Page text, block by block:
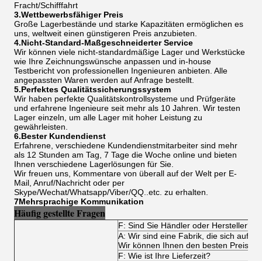
Fracht/Schifffahrt
3.Wettbewerbsfähiger Preis
Große Lagerbestände und starke Kapazitäten ermöglichen es
uns, weltweit einen günstigeren Preis anzubieten.
4.Nicht-Standard-Maßgeschneiderter Service
Wir können viele nicht-standardmäßige Lager und Werkstücke
wie Ihre Zeichnungswünsche anpassen und in-house
Testbericht von professionellen Ingenieuren anbieten. Alle
angepassten Waren werden auf Anfrage bestellt.
5.Perfektes Qualitätssicherungssystem
Wir haben perfekte Qualitätskontrollsysteme und Prüfgeräte
und erfahrene Ingenieure seit mehr als 10 Jahren. Wir testen
Lager einzeln, um alle Lager mit hoher Leistung zu
gewährleisten.
6.Bester Kundendienst
Erfahrene, verschiedene Kundendienstmitarbeiter sind mehr
als 12 Stunden am Tag, 7 Tage die Woche online und bieten
Ihnen verschiedene Lagerlösungen für Sie.
Wir freuen uns, Kommentare von überall auf der Welt per E-
Mail, Anruf/Nachricht oder per
Skype/Wechat/Whatsapp/Viber/QQ..etc. zu erhalten.
7Mehrsprachige Kommunikation
Häufig gestellte Fragen
F: Sind Sie Händler oder Hersteller?
A: Wir sind eine Fabrik, die sich auf
Wir können Ihnen den besten Preis
F: Wie ist Ihre Lieferzeit?